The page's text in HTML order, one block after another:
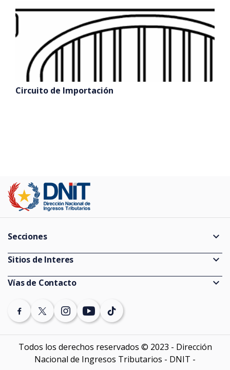
Circuito de Importación
Secciones expand_more
Guías
Consultas de Expedientes
Estadísticas
Vencimientos
Auditores externos Impositivos
Softwares y sistemas
Sitios de Interes expand_more
Información Pública
Ministerio de Economía y Finanzas
Banco Central del Paraguay
SEPRELAD
Vías de Contacto expand_more
(021) 729 7000 (discado directo)
Denuncias
Contáctenos
Todos los derechos reservados © 2023 - Dirección
Nacional de Ingresos Tributarios - DNIT -